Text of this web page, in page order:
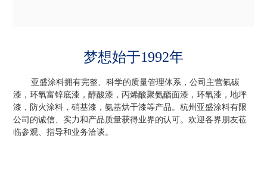
梦想始于1992年
亚盛涂料拥有完整、科学的质量管理体系，公司主营氟碳
漆，环氧富锌底漆，醇酸漆，丙烯酸聚氨酯面漆，环氧漆，地坪
漆，防火涂料，硝基漆，氨基烘干漆等产品。杭州亚盛涂料有限
公司的诚信、实力和产品质量获得业界的认可。欢迎各界朋友莅
临参观、指导和业务洽谈。